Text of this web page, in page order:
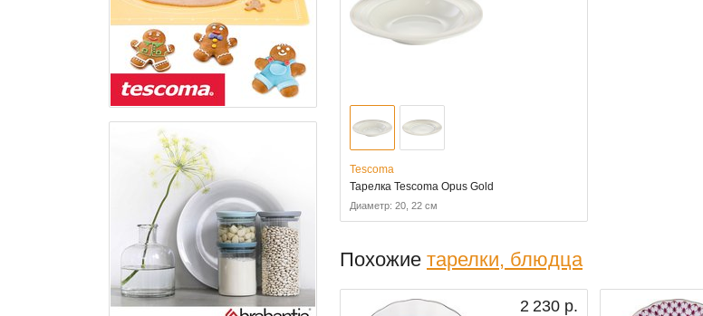
Tescoma
Тарелка Tescoma Opus Gold
Диаметр: 20, 22 см
Похожие тарелки, блюдца
2 230 р.